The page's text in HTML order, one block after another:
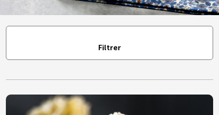
Filtrer